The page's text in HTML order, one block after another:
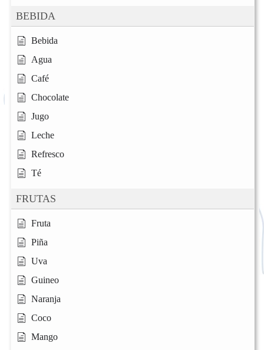
BEBIDA
Bebida
Agua
Café
Chocolate
Jugo
Leche
Refresco
Té
FRUTAS
Fruta
Piña
Uva
Guineo
Naranja
Coco
Mango